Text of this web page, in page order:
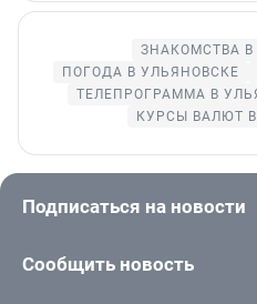
ЗНАКОМСТВА
ПОГОДА В УЛЬЯНОВСКЕ
ТЕЛЕПРОГРАММА В
КУРСЫ ВАЛЮТ
Подписаться на новости
Сообщить новость